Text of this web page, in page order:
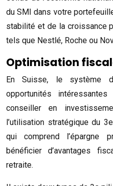
du SMI dans votre
stabilité et de la croissance
tels que Nestlé, Roche ou
Optimisation
En Suisse, le système
opportunités
conseiller en
l’utilisation stratégique du
qui comprend l’épargne
bénéficier d’avantages
retraite.